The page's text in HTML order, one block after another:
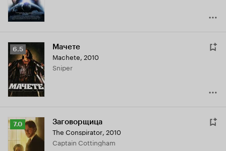
Рейтинг
Кинопоиска
6.5
6.5 Мачете
Machete, 2010
Sniper
Рейтинг
Кинопоиска
7.0
7.0 Заговорщица
The Conspirator, 2010
Captain Cottingham